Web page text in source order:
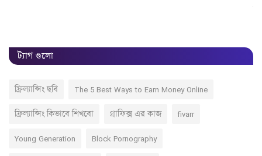
ট্যাগ গুলো
ফ্রিল্যান্সিং ছবি The 5 Best Ways to Earn Money Online
ফ্রিল্যান্সিং কিভাবে শিখবো গ্রাফিক্স এর কাজ fivarr
Young Generation Block Pornography